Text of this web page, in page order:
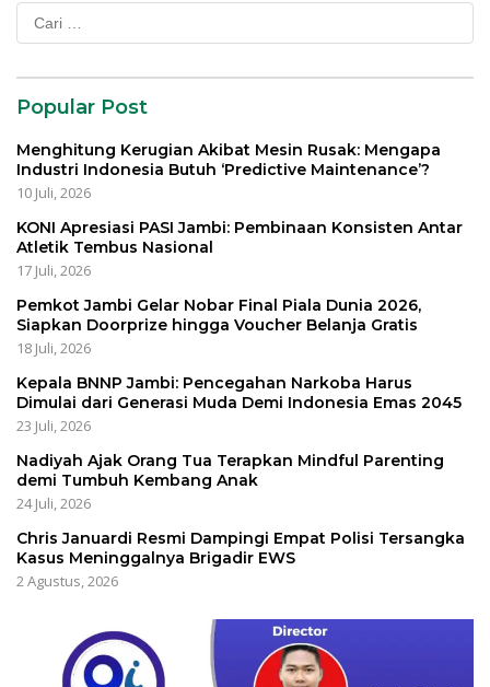
Cari
untuk:
Popular Post
Menghitung Kerugian Akibat Mesin Rusak: Mengapa
Industri Indonesia Butuh ‘Predictive Maintenance’?
10 Juli, 2026
KONI Apresiasi PASI Jambi: Pembinaan Konsisten Antar
Atletik Tembus Nasional
17 Juli, 2026
Pemkot Jambi Gelar Nobar Final Piala Dunia 2026,
Siapkan Doorprize hingga Voucher Belanja Gratis
18 Juli, 2026
Kepala BNNP Jambi: Pencegahan Narkoba Harus
Dimulai dari Generasi Muda Demi Indonesia Emas 2045
23 Juli, 2026
Nadiyah Ajak Orang Tua Terapkan Mindful Parenting
demi Tumbuh Kembang Anak
24 Juli, 2026
Chris Januardi Resmi Dampingi Empat Polisi Tersangka
Kasus Meninggalnya Brigadir EWS
2 Agustus, 2026